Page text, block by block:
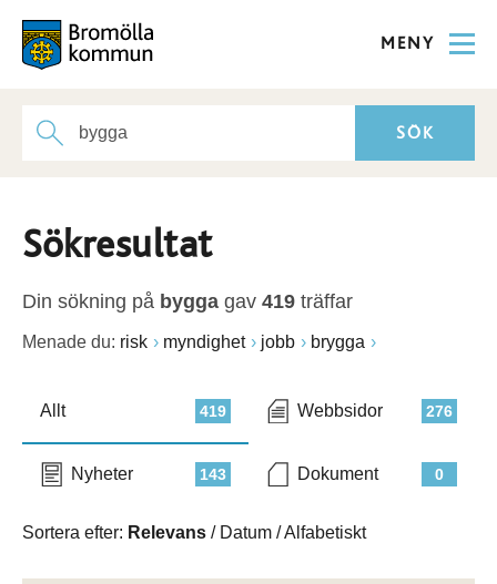
MENY
Sökresultat
Din sökning på bygga gav 419 träffar
Menade du: risk myndighet jobb brygga
419
Allt 276
Webbsidor
143
Nyheter 0
Dokument
Sortera efter: Relevans / Datum /Alfabetiskt